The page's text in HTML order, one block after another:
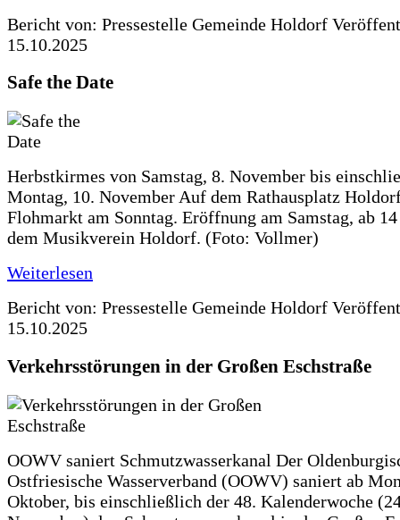
Bericht von: Pressestelle Gemeinde Holdorf
15.10.2025
Safe the Date
Herbstkirmes von Samstag, 8. November bis
Montag, 10. November Auf dem Rathausplatz
Flohmarkt am Sonntag. Eröffnung am Samstag, ab
dem Musikverein Holdorf. (Foto: Vollmer)
Weiterlesen
Bericht von: Pressestelle Gemeinde Holdorf
15.10.2025
Verkehrsstörungen in der Großen Eschstraße
OOWV saniert Schmutzwasserkanal Der
Ostfriesische Wasserverband (OOWV) saniert ab
Oktober, bis einschließlich der 48. Kalenderwoche